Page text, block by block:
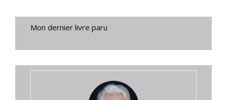
Mon dernier livre paru